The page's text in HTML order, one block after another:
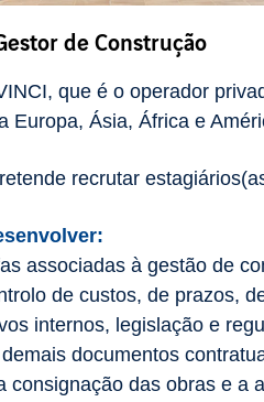
de Construção
que é o operador
Europa, Ásia, África e
recrutar
associadas à gestão de
de custos, de prazos,
internos, legislação e
documentos
consignação das obras e a